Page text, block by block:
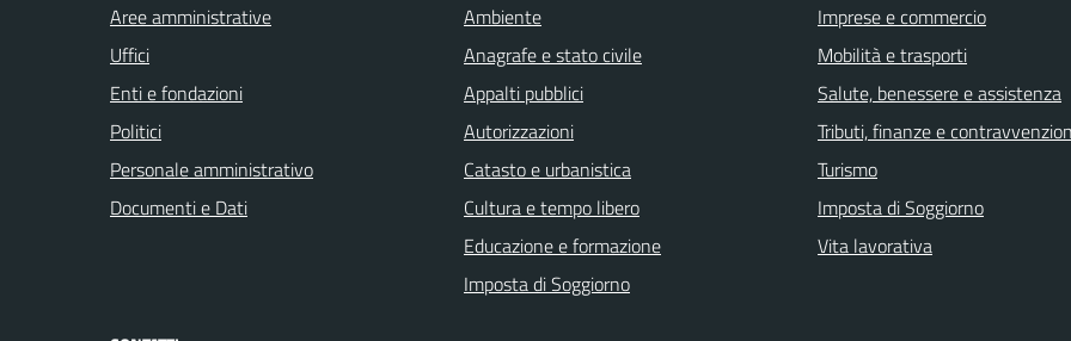
Aree amministrative
Uffici
Enti e fondazioni
Politici
Personale amministrativo
Documenti e Dati
Ambiente
Anagrafe e stato civile
Appalti pubblici
Autorizzazioni
Catasto e urbanistica
Cultura e tempo libero
Educazione e formazione
Imposta di Soggiorno
Imprese e commercio
Mobilità e trasporti
Salute, benessere e assistenza
Tributi, finanze e
Turismo
Imposta di Soggiorno
Vita lavorativa